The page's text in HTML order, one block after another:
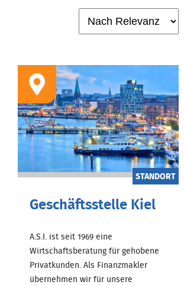
STANDORT
Geschäftsstelle Kiel
A.S.I. ist seit 1969 eine
Wirtschaftsberatung für gehobene
Privatkunden. Als Finanzmakler
übernehmen wir für unsere